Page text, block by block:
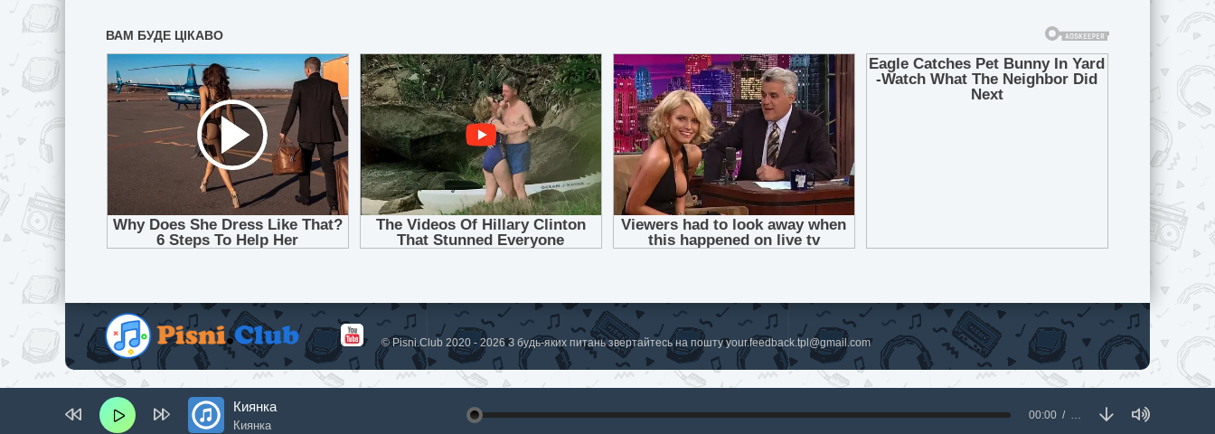
© Pisni.Club 2020 - 2026 З будь-яких питань звертайтесь на поштуyour.feedback.tpl@gmail.com
Киянка
Киянка
00:00 …